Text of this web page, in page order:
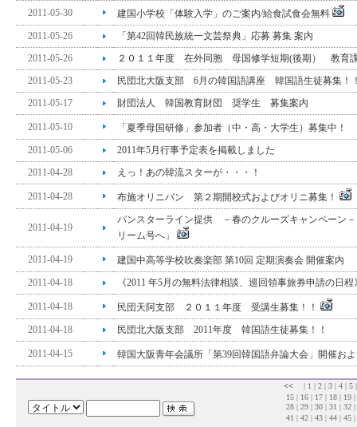
2011-05-30
建国小学校「体験入学」のご案内/給食試食会無料
2011-05-26
「第42回韓民族統一文芸祭典」応募 募集 案内
2011-05-26
２０１１年度 在外同胞 母国修学短期(後期） 教育
2011-05-23
民団北大阪支部 6月の韓国語講座 韓国語生徒募集！
2011-05-17
財団法人 韓国教育財団 奨学生 募集案内
2011-05-10
「夏季母国研修」参加者（中・高・大学生）募集中
2011-05-06
2011年5月行事予定表を掲載しました
2011-04-28
えっ！あの韓流スターが・・・！
2011-04-28 布施オリニバン 第２期開校式およびオリニ募集！
2011-04-19
パンスターライン提供 －春のクルーズキャンペーン
リーム号へ」
2011-04-19
建国中高等学校吹奏楽部 第10回 定期演奏会 開催案内
2011-04-18
《2011 年5月の無料法律相談、巡回領事旅券申請の日程
2011-04-18
民団天阿支部 ２０１１年度 受講生募集！！
2011-04-18
民団北大阪支部 2011年度 韓国語生徒募集！！
2011-04-15 韓国大阪青年会議所「第39回韓国語弁論大会」開催お
<< | 1 | 2 | 3 | 4 | 5
15 | 16 | 17 | 18 | 19 |
28 | 29 | 30 | 31 | 32 |
41 | 42 | 43 | 44 | 45 |